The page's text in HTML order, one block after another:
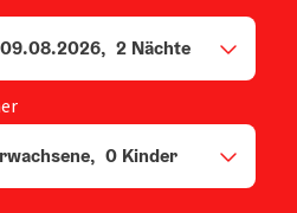
09.08.2026, 2 Nächte
, 0 Kinder